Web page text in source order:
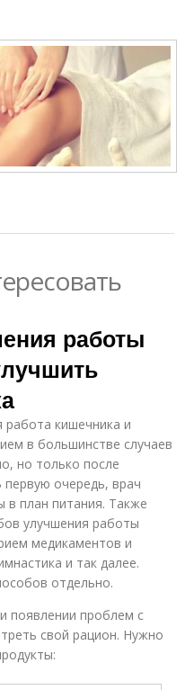
работы
работа кишечника и
в большинстве случаев
но только после
первую очередь, врач
в план питания. Также
улучшения работы
медикаментов и
и так далее.
отдельно.
появлении проблем с
свой рацион. Нужно